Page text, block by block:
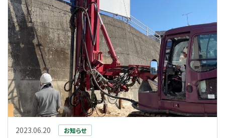
2023.06.20 お知らせ